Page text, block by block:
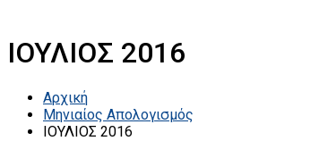
ΙΟΥΛΙΟΣ 2016
Αρχική
Μηνιαίος Απολογισμός
ΙΟΥΛΙΟΣ 2016